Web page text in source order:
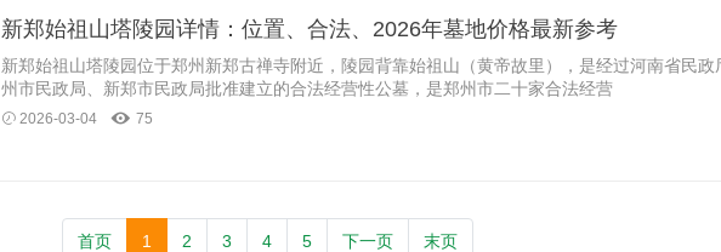
新郑始祖山塔陵园详情：位置、合法、2026年墓地价格最新参考
新郑始祖山塔陵园位于郑州新郑古禅寺附近，陵园背靠始祖山（黄帝故里），是经过河南省民政
州市民政局、新郑市民政局批准建立的合法经营性公墓，是郑州市二十家合法经营
2026-03-04 75
首页 1 2 3 4 5 下一页 末页